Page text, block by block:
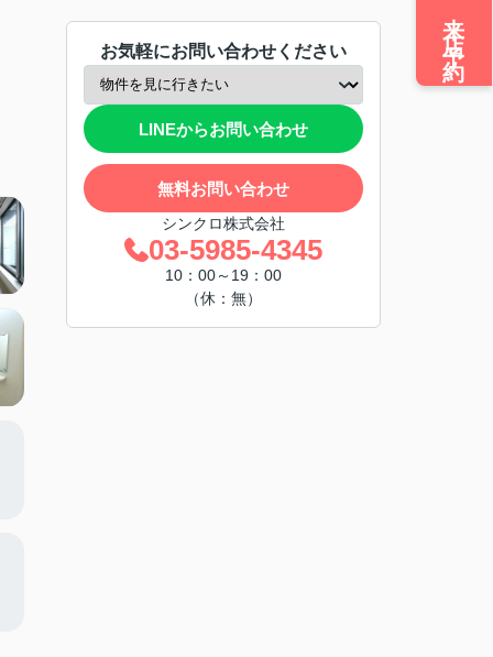
お気軽にお問い合わせください
LINEからお問い合わせ
無料お問い合わせ
シンクロ株式会社
03-5985-4345
10：00～19：00
（休：無）
来店予約